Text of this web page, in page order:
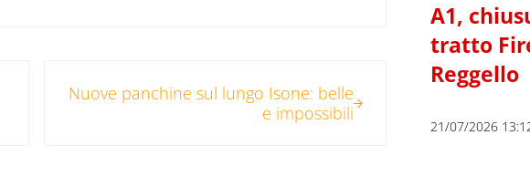
Nuove panchine sul lungo Isone: belle
e impossibili
A1,
tratto
Reggello
21/07/2026